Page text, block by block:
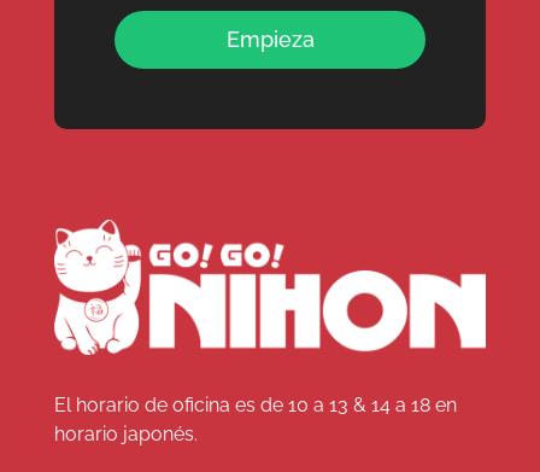
Empieza
El horario de oficina es de 10 a 13 & 14 a 18 en
horario japonés.